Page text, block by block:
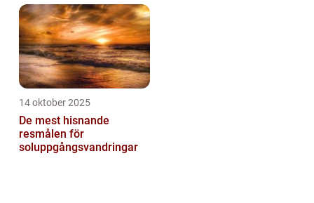
14 oktober 2025
De mest hisnande
resmålen för
soluppgångsvandringar